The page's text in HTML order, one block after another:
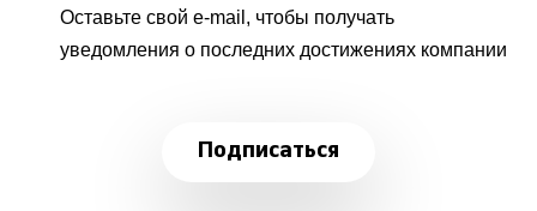
Оставьте свой e-mail, чтобы получать
уведомления о последних достижениях компании
Подписаться